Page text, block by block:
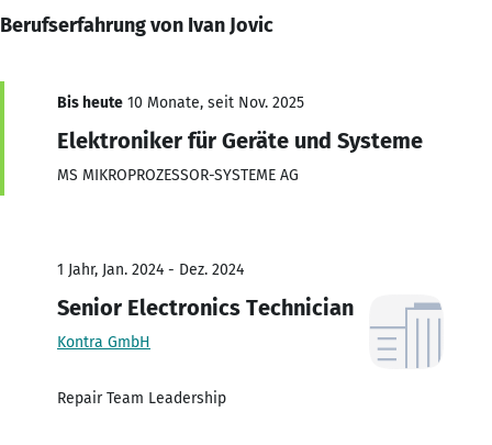
Berufserfahrung von Ivan Jovic
Bis heute 10 Monate, seit Nov. 2025
Elektroniker für Geräte und Systeme
MS MIKROPROZESSOR-SYSTEME AG
1 Jahr, Jan. 2024 - Dez. 2024
Senior Electronics Technician
Kontra GmbH
Repair Team Leadership